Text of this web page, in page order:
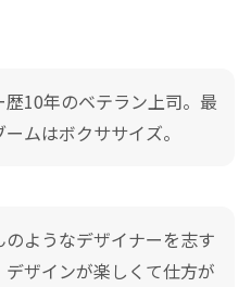
歴10年のベテラン上司。最
ムはボクササイズ。
のようなデザイナーを志す
ザインが楽しくて仕方が